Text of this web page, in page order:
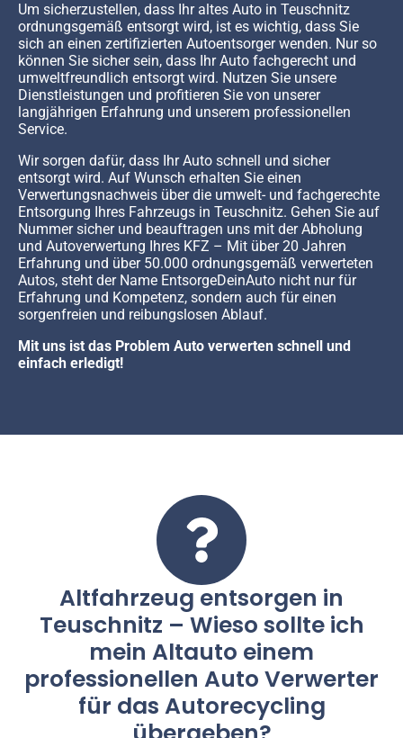
Um sicherzustellen, dass Ihr altes Auto in Teuschnitz
ordnungsgemäß entsorgt wird, ist es wichtig, dass Sie
sich an einen zertifizierten Autoentsorger wenden. Nur so
können Sie sicher sein, dass Ihr Auto fachgerecht und
umweltfreundlich entsorgt wird. Nutzen Sie unsere
Dienstleistungen und profitieren Sie von unserer
langjährigen Erfahrung und unserem professionellen
Service.
Wir sorgen dafür, dass Ihr Auto schnell und sicher
entsorgt wird. Auf Wunsch erhalten Sie einen
Verwertungsnachweis über die umwelt- und fachgerechte
Entsorgung Ihres Fahrzeugs in Teuschnitz. Gehen Sie auf
Nummer sicher und beauftragen uns mit der Abholung
und Autoverwertung Ihres KFZ – Mit über 20 Jahren
Erfahrung und über 50.000 ordnungsgemäß verwerteten
Autos, steht der Name EntsorgeDeinAuto nicht nur für
Erfahrung und Kompetenz, sondern auch für einen
sorgenfreien und reibungslosen Ablauf.
Mit uns ist das Problem Auto verwerten schnell und
einfach erledigt!
Altfahrzeug entsorgen in
Teuschnitz – Wieso sollte ich
mein Altauto einem
professionellen Auto Verwerter
für das Autorecycling